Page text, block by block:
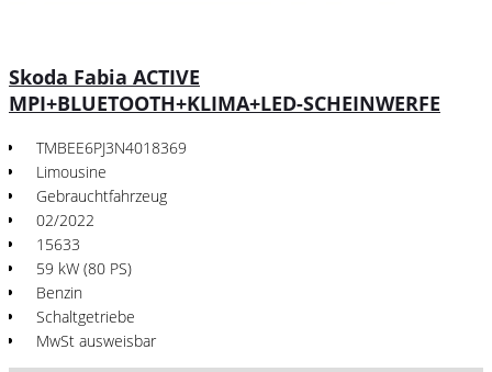
Skoda Fabia ACTIVE
MPI+BLUETOOTH+KLIMA+LED-SCHEINWERFE
TMBEE6PJ3N4018369
Limousine
Gebrauchtfahrzeug
02/2022
15633
59 kW (80 PS)
Benzin
Schaltgetriebe
MwSt ausweisbar